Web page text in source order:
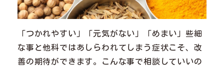
「つかれやすい」「元気がない」「めまい」些細
な事と他科ではあしらわれてしまう症状こそ、改
善の期待ができます。こんな事で相談していいの